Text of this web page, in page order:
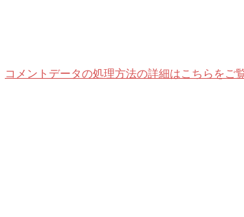
コメントデータの処理方法の詳細はこちらをご